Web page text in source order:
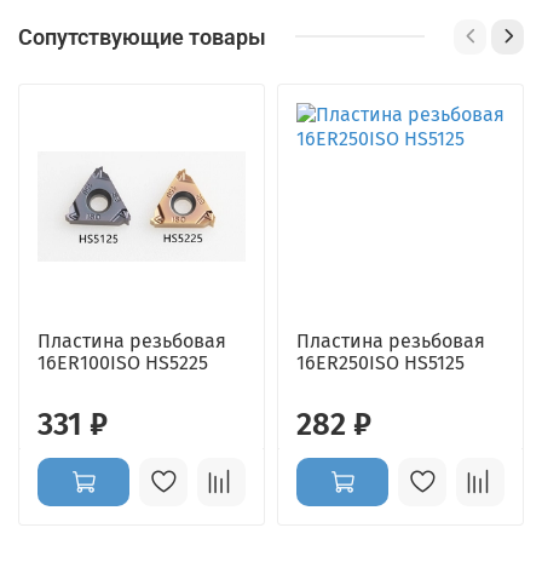
Сопутствующие товары
Пластина резьбовая
16ER100ISO HS5225
331 ₽
Пластина резьбовая
16ER250ISO HS5125
282 ₽